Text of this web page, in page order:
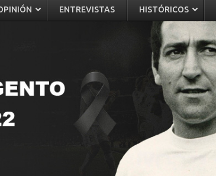
ENTREVISTAS HISTÓRICOS